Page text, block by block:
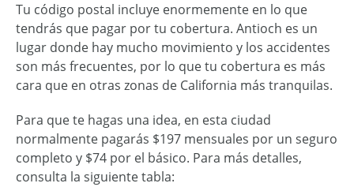
Tu código postal incluye enormemente en lo que
tendrás que pagar por tu cobertura. Antioch es un
lugar donde hay mucho movimiento y los accidentes
son más frecuentes, por lo que tu cobertura es más
cara que en otras zonas de California más tranquilas.
Para que te hagas una idea, en esta ciudad
normalmente pagarás $197 mensuales por un seguro
completo y $74 por el básico. Para más detalles,
consulta la siguiente tabla: